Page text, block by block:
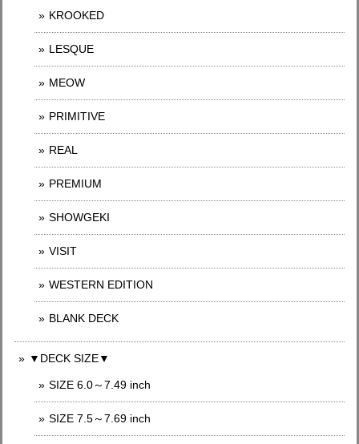
KROOKED
LESQUE
MEOW
PRIMITIVE
REAL
PREMIUM
SHOWGEKI
VISIT
WESTERN EDITION
BLANK DECK
▼DECK SIZE▼
SIZE 6.0～7.49 inch
SIZE 7.5～7.69 inch